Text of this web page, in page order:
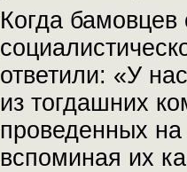
Когда
ответили: «У
из тогдашних
проведенных на
вспоминая их